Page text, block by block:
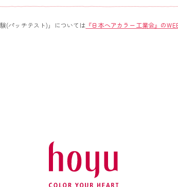
(パッチテスト)」については 『日本ヘアカラー工業会』の